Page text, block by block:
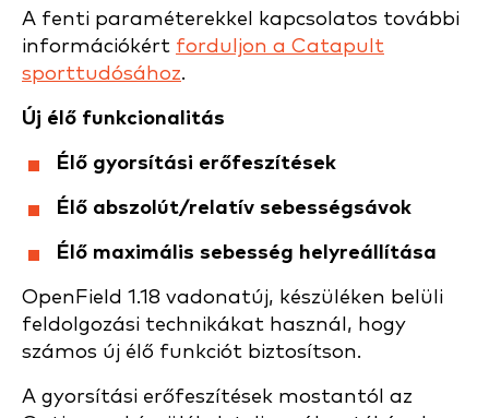
A fenti paraméterekkel kapcsolatos további
információkért forduljon a Catapult
sporttudósához.
Új élő funkcionalitás
Élő gyorsítási erőfeszítések
Élő abszolút/relatív sebességsávok
Élő maximális sebesség helyreállítása
OpenField 1.18 vadonatúj, készüléken belüli
feldolgozási technikákat használ, hogy
számos új élő funkciót biztosítson.
A gyorsítási erőfeszítések mostantól az